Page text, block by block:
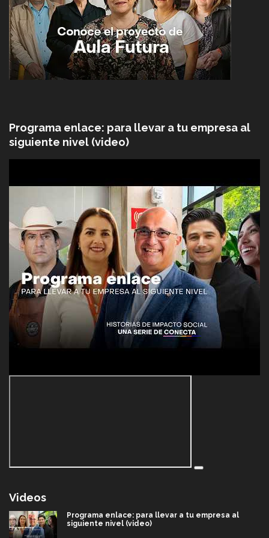
Programa enlace: para llevar a tu empresa al
siguiente nivel (video)
Videos
Programa enlace: para llevar a tu empresa al
siguiente nivel (video)